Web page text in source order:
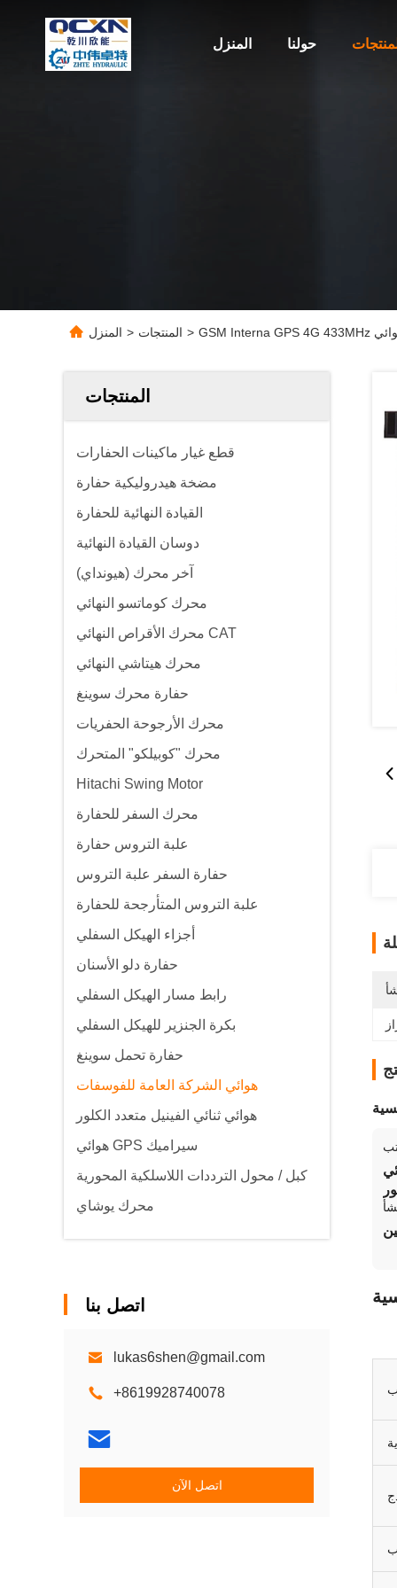
المنزل حولنا
المنزل > المنتجات >
المنتجات
قطع غيار ماكينات الحفارات
مضخة هيدروليكية حفارة
القيادة النهائية للحفارة
دوسان القيادة النهائية
(هيونداي) آخر محرك
محرك كوماتسو النهائي
محرك الأقراص النهائي CAT
محرك هيتاشي النهائي
حفارة محرك سوينغ
محرك الأرجوحة الحفريات
محرك "كوبيلكو" المتحرك
Hitachi Swing Motor
محرك السفر للحفارة
علبة التروس حفارة
حفارة السفر علبة التروس
علبة التروس المتأرجحة للحفارة
أجزاء الهيكل السفلي
حفارة دلو الأسنان
رابط مسار الهيكل السفلي
بكرة الجنزير للهيكل السفلي
حفارة تحمل سوينغ
هوائي الشركة العامة للفوسفات
هوائي ثنائي الفينيل متعدد الكلور
هوائي GPS سيراميك
كبل / محول الترددات اللاسلكية المحورية
محرك يوشاي
اتصل بنا
lukas6shen@gmail.com
+8619928740078
اتصل الآن